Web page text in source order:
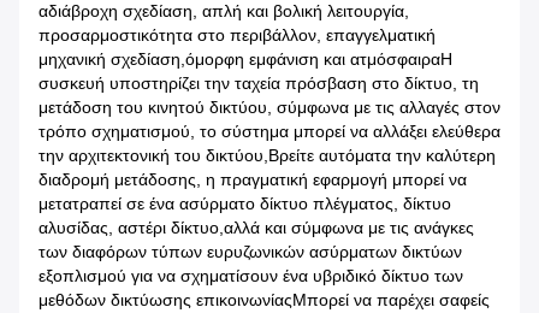
αδιάβροχη σχεδίαση, απλή και βολική λειτουργία,
προσαρμοστικότητα στο περιβάλλον, επαγγελματική
μηχανική σχεδίαση,όμορφη εμφάνιση και ατμόσφαιραΗ
συσκευή υποστηρίζει την ταχεία πρόσβαση στο δίκτυο, τη
μετάδοση του κινητού δικτύου, σύμφωνα με τις αλλαγές στον
τρόπο σχηματισμού, το σύστημα μπορεί να αλλάξει ελεύθερα
την αρχιτεκτονική του δικτύου,Βρείτε αυτόματα την καλύτερη
διαδρομή μετάδοσης, η πραγματική εφαρμογή μπορεί να
μετατραπεί σε ένα ασύρματο δίκτυο πλέγματος, δίκτυο
αλυσίδας, αστέρι δίκτυο,αλλά και σύμφωνα με τις ανάγκες
των διαφόρων τύπων ευρυζωνικών ασύρματων δικτύων
εξοπλισμού για να σχηματίσουν ένα υβριδικό δίκτυο των
μεθόδων δικτύωσης επικοινωνίαςΜπορεί να παρέχει σαφείς